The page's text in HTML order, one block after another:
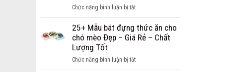
nay
cho
bạn
khởi
nghiệp
xích
cho
chó
được
Chức năng bình luận bị tắtở
Mẫu
vòng
chó
25+ Mẫu bát đựng thức ăn cho
chó mèo Đẹp – Giá Rẻ – Chất
Lượng Tốt
Chức năng bình luận bị tắtở